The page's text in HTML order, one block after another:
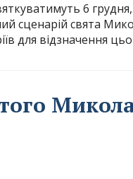
6
сценарій свята
для відзначення